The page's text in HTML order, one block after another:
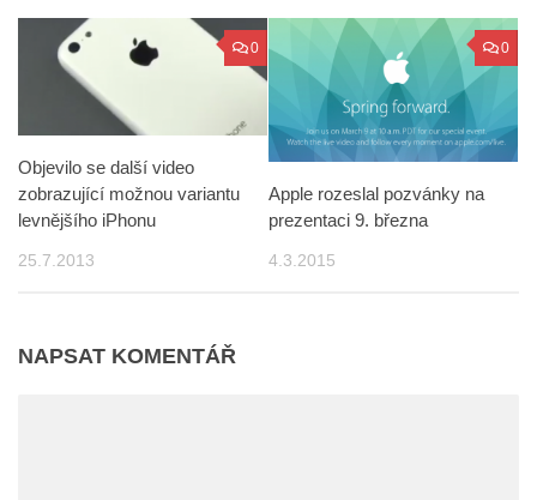
0
Objevilo se další video
zobrazující možnou variantu
levnějšího iPhonu
25.7.2013
0
Apple rozeslal pozvánky na
prezentaci 9. března
4.3.2015
NAPSAT KOMENTÁŘ